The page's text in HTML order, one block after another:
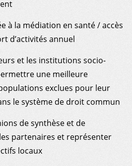
à la médiation en santé / accès
d’activités annuel
et les institutions socio-
une meilleure
exclues pour leur
le système de droit commun
de synthèse et de
partenaires et représenter
locaux